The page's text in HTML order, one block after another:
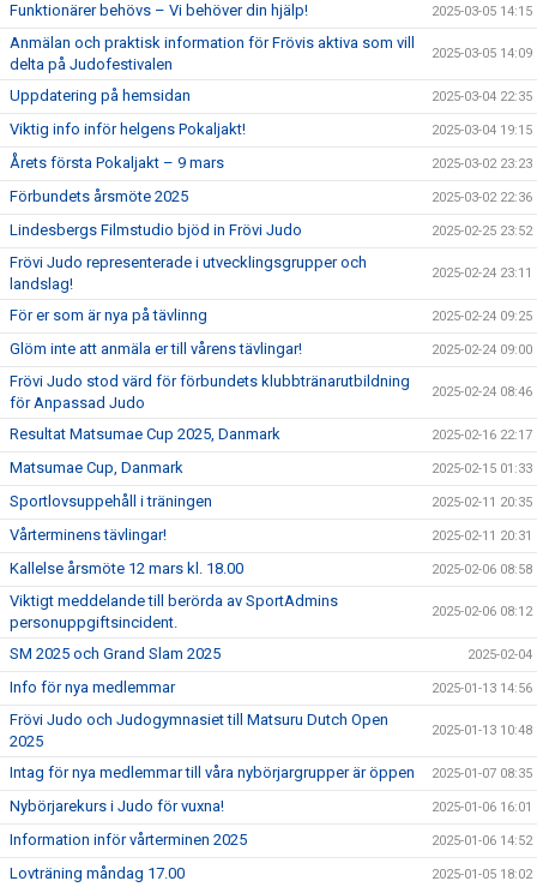
Funktionärer behövs – Vi behöver din hjälp! 2025-03-05 14:15
Anmälan och praktisk information för Frövis aktiva som vill
delta på Judofestivalen
2025-03-05 14:09
Uppdatering på hemsidan 2025-03-04 22:35
Viktig info inför helgens Pokaljakt! 2025-03-04 19:15
Årets första Pokaljakt – 9 mars 2025-03-02 23:23
Förbundets årsmöte 2025 2025-03-02 22:36
Lindesbergs Filmstudio bjöd in Frövi Judo 2025-02-25 23:52
Frövi Judo representerade i utvecklingsgrupper och
landslag!
2025-02-24 23:11
För er som är nya på tävlinng 2025-02-24 09:25
Glöm inte att anmäla er till vårens tävlingar! 2025-02-24 09:00
Frövi Judo stod värd för förbundets klubbtränarutbildning
för Anpassad Judo
2025-02-24 08:46
Resultat Matsumae Cup 2025, Danmark 2025-02-16 22:17
Matsumae Cup, Danmark 2025-02-15 01:33
Sportlovsuppehåll i träningen 2025-02-11 20:35
Vårterminens tävlingar! 2025-02-11 20:31
Kallelse årsmöte 12 mars kl. 18.00 2025-02-06 08:58
Viktigt meddelande till berörda av SportAdmins
personuppgiftsincident.
2025-02-06 08:12
SM 2025 och Grand Slam 2025 2025-02-04
Info för nya medlemmar 2025-01-13 14:56
Frövi Judo och Judogymnasiet till Matsuru Dutch Open
2025
2025-01-13 10:48
Intag för nya medlemmar till våra nybörjargrupper är öppen 2025-01-07 08:35
Nybörjarekurs i Judo för vuxna! 2025-01-06 16:01
Information inför vårterminen 2025 2025-01-06 14:52
Lovträning måndag 17.00 2025-01-05 18:02